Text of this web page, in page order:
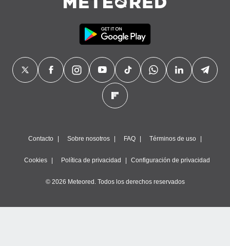
Contacto Sobre nosotros FAQ Términos de uso
Cookies Política de privacidad Configuración de privacidad
© 2026 Meteored. Todos los derechos reservados